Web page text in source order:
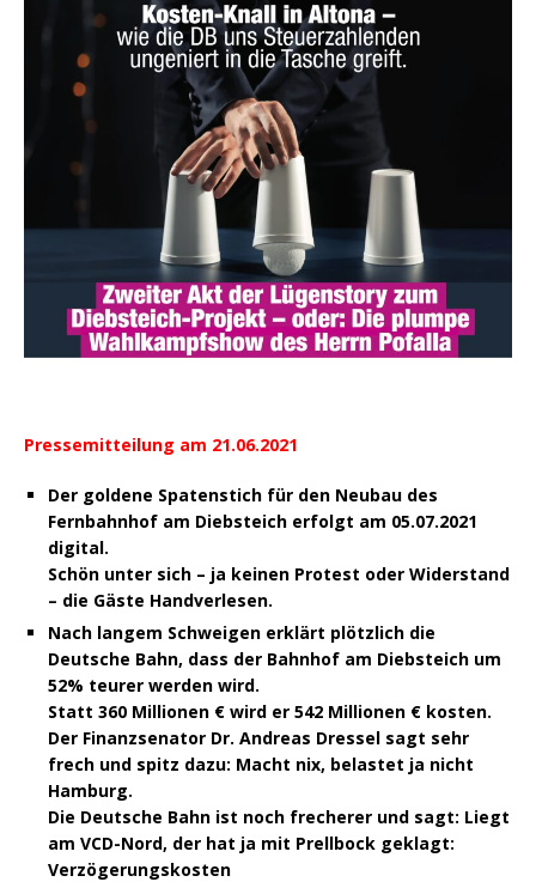
Pressemitteilung am 21.06.2021
Der goldene Spatenstich für den Neubau des
Fernbahnhof am Diebsteich erfolgt am 05.07.2021
digital.
Schön unter sich – ja keinen Protest oder Widerstand
– die Gäste Handverlesen.
Nach langem Schweigen erklärt plötzlich die
Deutsche Bahn, dass der Bahnhof am Diebsteich um
52% teurer werden wird.
Statt 360 Millionen € wird er 542 Millionen € kosten.
Der Finanzsenator Dr. Andreas Dressel sagt sehr
frech und spitz dazu: Macht nix, belastet ja nicht
Hamburg.
Die Deutsche Bahn ist noch frecherer und sagt: Liegt
am VCD-Nord, der hat ja mit Prellbock geklagt:
Verzögerungskosten